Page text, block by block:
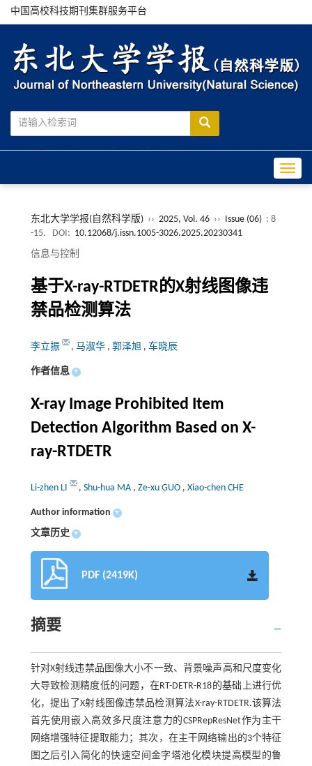
中国高校科技期刊集群服务平台
东北大学学报(自然科学版) ›› 2025, Vol. 46 ›› Issue (06) : 8
-15.
DOI: 10.12068/j.issn.1005-3026.2025.20230341
信息与控制
基于X-ray-RTDETR的X射线图像违
禁品检测算法
李立振 , 马淑华 , 郭泽旭 , 车晓辰
作者信息 +
X-ray Image Prohibited Item
Detection Algorithm Based on X-
ray-RTDETR
Li-zhen LI , Shu-hua MA , Ze-xu GUO , Xiao-chen CHE
Author information +
文章历史 +
PDF (2419K)
摘要
针对X射线违禁品图像大小不一致、背景噪声高和尺度变化
大导致检测精度低的问题，在RT-DETR-R18的基础上进行优
化，提出了X射线图像违禁品检测算法X-ray-RTDETR.该算法
首先使用嵌入高效多尺度注意力的CSPRepResNet作为主干
网络增强特征提取能力；其次，在主干网络输出的3个特征
图之后引入简化的快速空间金字塔池化模块提高模型的鲁